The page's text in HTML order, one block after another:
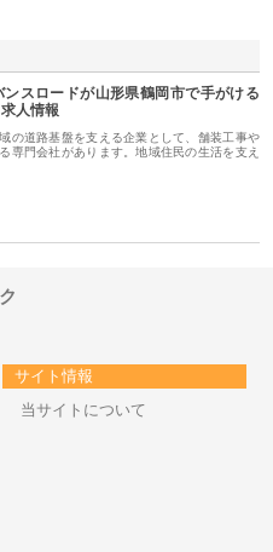
スロードが山形県鶴岡市で手がける
人情報
の道路基盤を支える企業として、舗装工事や
専門会社があります。地域住民の生活を支え
サイト情報
当サイトについて